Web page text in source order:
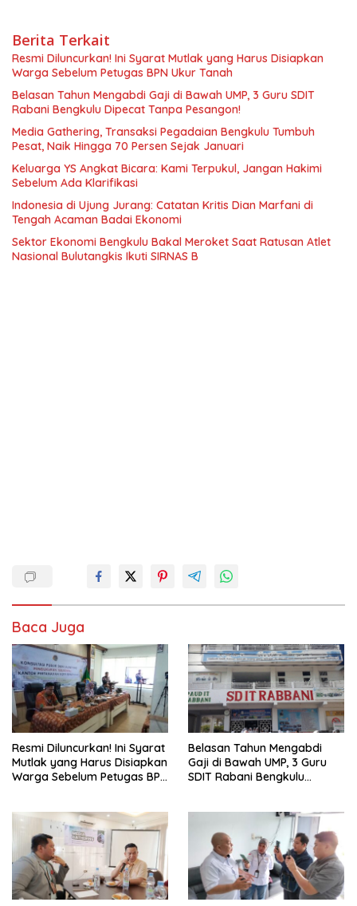
Berita Terkait
Resmi Diluncurkan! Ini Syarat Mutlak yang Harus Disiapkan
Warga Sebelum Petugas BPN Ukur Tanah
Belasan Tahun Mengabdi Gaji di Bawah UMP, 3 Guru SDIT
Rabani Bengkulu Dipecat Tanpa Pesangon!
Media Gathering, Transaksi Pegadaian Bengkulu Tumbuh
Pesat, Naik Hingga 70 Persen Sejak Januari
Keluarga YS Angkat Bicara: Kami Terpukul, Jangan Hakimi
Sebelum Ada Klarifikasi
Indonesia di Ujung Jurang: Catatan Kritis Dian Marfani di
Tengah Acaman Badai Ekonomi
Sektor Ekonomi Bengkulu Bakal Meroket Saat Ratusan Atlet
Nasional Bulutangkis Ikuti SIRNAS B
Baca Juga
Resmi Diluncurkan! Ini Syarat
Mutlak yang Harus Disiapkan
Warga Sebelum Petugas BPN
Belasan Tahun Mengabdi
Gaji di Bawah UMP, 3 Guru
SDIT Rabani Bengkulu